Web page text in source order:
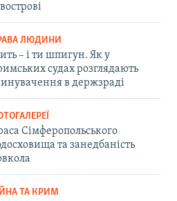
ЛЮДИНИ
– і ти шпигун. Як у
судах розглядають
в держзраді
Сімферопольського
та занедбаність
ТА КРИМ